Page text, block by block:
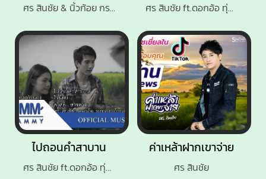
ศร สินชัย & นิ้วก้อย กรรณิการ์ ศร สินชัย ft.ดอกอ้อ ทุ่งทอง
ไปถอนคำสาบาน
ศร สินชัย ft.ดอกอ้อ ทุ่งทอง, ก้านตอง ทุ่งเงิน
ค่าเหล้าฝากเขาจ่าย
ศร สินชัย